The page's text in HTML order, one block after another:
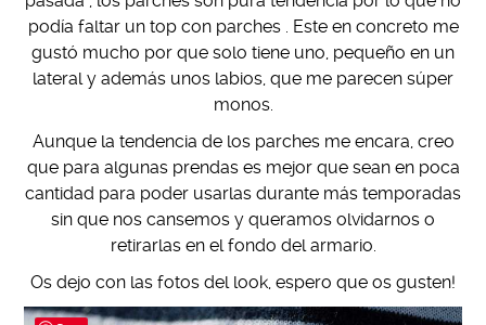
podía faltar un top con parches . Este en concreto me
gustó mucho por que solo tiene uno, pequeño en un
lateral y además unos labios, que me parecen súper
monos.
Aunque la tendencia de los parches me encara, creo
que para algunas prendas es mejor que sean en poca
cantidad para poder usarlas durante más temporadas
sin que nos cansemos y queramos olvidarnos o
retirarlas en el fondo del armario.
Os dejo con las fotos del look, espero que os gusten!